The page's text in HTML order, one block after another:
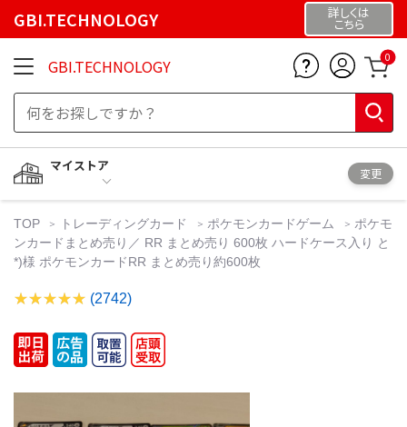
GBI.TECHNOLOGY 詳しくは
こちら
GBI.TECHNOLOGY 0
マイストア
変更
TOP トレーディングカード ポケモンカードゲーム
ポケモ
ンカードまとめ売り／ RR まとめ売り 600枚 ハードケース入り と
*)様 ポケモンカードRR まとめ売り約600枚
(2742)